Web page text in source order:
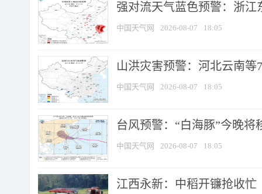
强对流天气蓝色预警：浙江
中国天气网 2026-08-07 18:05
山洪灾害预警：河北云南
中国天气网 2026-08-07 18:05
台风预警：“白海豚”今晚将
中国天气网 2026-08-07 18:05
江西永新：中稻开镰抢收忙